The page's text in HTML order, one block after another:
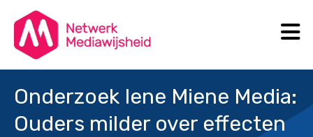
Onderzoek Iene Miene Media:
Ouders milder over effecten